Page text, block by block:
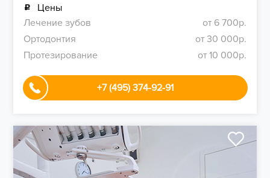
Цены
Лечение зубов
от 6 700р.
Ортодонтия
от 30 000р.
Протезирование
от 10 000р.
+7 (495) 374-92-91